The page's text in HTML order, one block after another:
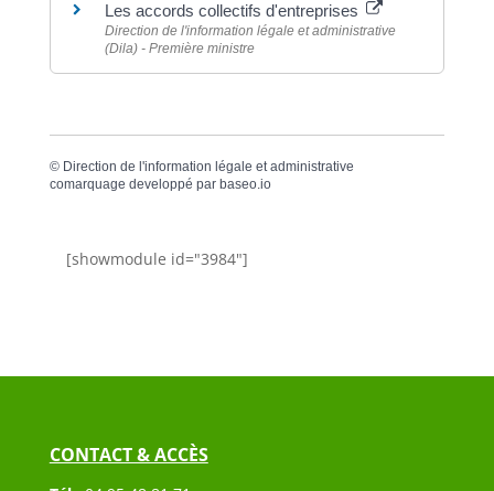
Les accords collectifs d'entreprises
Direction de l'information légale et administrative
(Dila) - Première ministre
© Direction de l'information légale et administrative
comarquage developpé par baseo.io
[showmodule id="3984"]
CONTACT & ACCÈS